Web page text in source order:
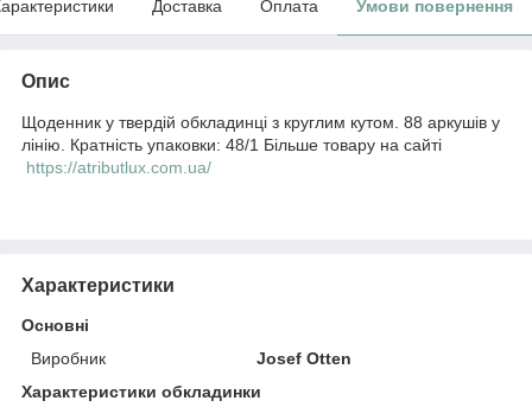
Доставка Оплата Умови повернення
Опис
Щоденник у твердій обкладинці з круглим кутом. 88 аркушів у
лінію. Кратність упаковки: 48/1 Більше товару на сайті
https://atributlux.com.ua/
Характеристики
Основні
Виробник
Josef Otten
Характеристики обкладинки